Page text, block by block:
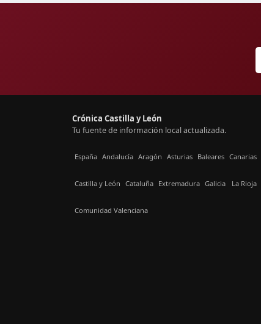
Crónica Castilla y León
Tu fuente de información local actualizada.
España Andalucía Aragón Asturias Baleares Canarias
Castilla y León Cataluña Extremadura Galicia La Rioja
Comunidad Valenciana